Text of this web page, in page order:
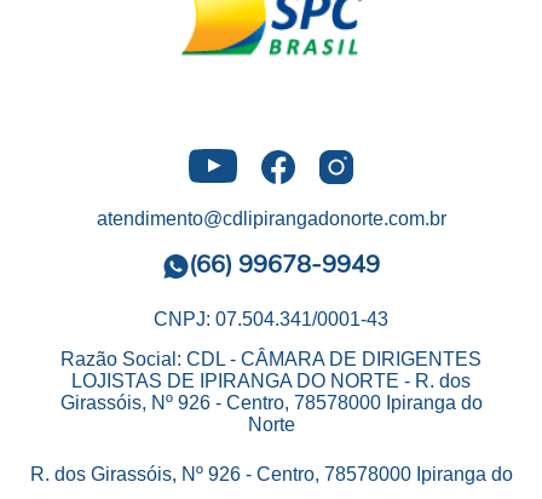
atendimento@cdlipirangadonorte.com.br
(66) 99678-9949
CNPJ: 07.504.341/0001-43
Razão Social: CDL - CÂMARA DE DIRIGENTES
LOJISTAS DE IPIRANGA DO NORTE - R. dos
Girassóis, Nº 926 - Centro, 78578000 Ipiranga do
Norte
R. dos Girassóis, Nº 926 - Centro, 78578000 Ipiranga do